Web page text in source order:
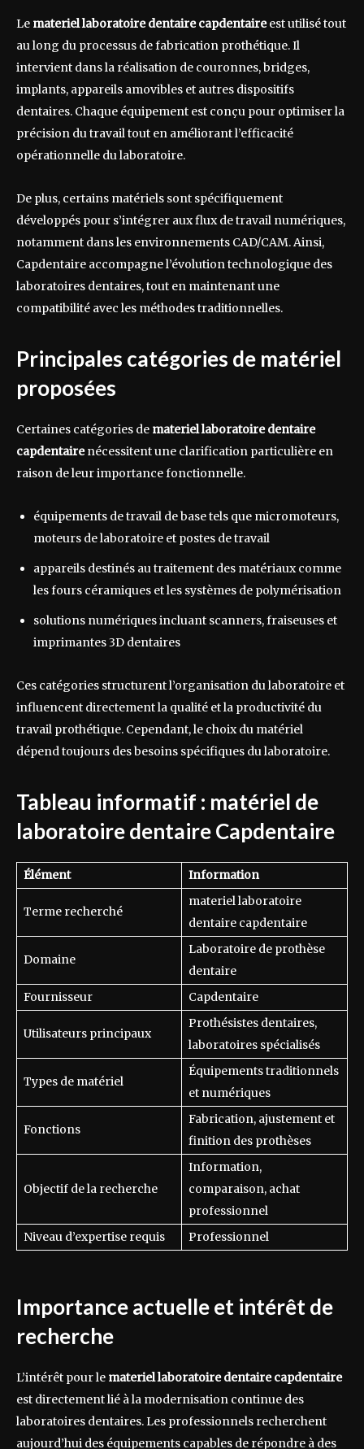
Le materiel laboratoire dentaire capdentaireest utilisé tout
au long du processus de fabrication prothétique. Il
intervient dans la réalisation de couronnes, bridges,
implants, appareils amovibles et autres dispositifs
dentaires. Chaque équipement est conçu pour optimiser la
précision du travail tout en améliorant l’efficacité
opérationnelle du laboratoire.
De plus, certains matériels sont spécifiquement
développés pour s’intégrer aux flux de travail numériques,
notamment dans les environnements CAD/CAM. Ainsi,
Capdentaire accompagne l’évolution technologique des
laboratoires dentaires, tout en maintenant une
compatibilité avec les méthodes traditionnelles.
Principales catégories de matériel
proposées
Certaines catégories de materiel laboratoire dentaire
capdentairenécessitent une clarification particulière en
raison de leur importance fonctionnelle.
équipements de travail de base tels que micromoteurs,
moteurs de laboratoire et postes de travail
appareils destinés au traitement des matériaux comme
les fours céramiques et les systèmes de polymérisation
solutions numériques incluant scanners, fraiseuses et
imprimantes 3D dentaires
Ces catégories structurent l’organisation du laboratoire et
influencent directement la qualité et la productivité du
travail prothétique. Cependant, le choix du matériel
dépend toujours des besoins spécifiques du laboratoire.
Tableau informatif : matériel de
laboratoire dentaire Capdentaire
Élément Information
Terme recherché
materiel laboratoire
dentaire capdentaire
Domaine
Laboratoire de prothèse
dentaire
Fournisseur
Capdentaire
Utilisateurs principaux
Prothésistes dentaires,
laboratoires spécialisés
Types de matériel
Équipements traditionnels
et numériques
Fonctions
Fabrication, ajustement et
finition des prothèses
Objectif de la recherche
Information,
comparaison, achat
professionnel
Niveau d’expertise requis
Professionnel
Importance actuelle et intérêt de
recherche
L’intérêt pour le materiel laboratoire dentaire capdentaire
est directement lié à la modernisation continue des
laboratoires dentaires. Les professionnels recherchent
aujourd’hui des équipements capables de répondre à des